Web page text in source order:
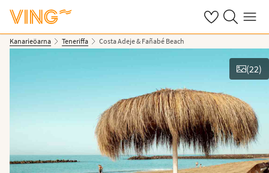
Se dinaSök på ving.se
Meny
Kanarieöarna Teneriffa Costa Adeje & Fañabé Beach
(22)